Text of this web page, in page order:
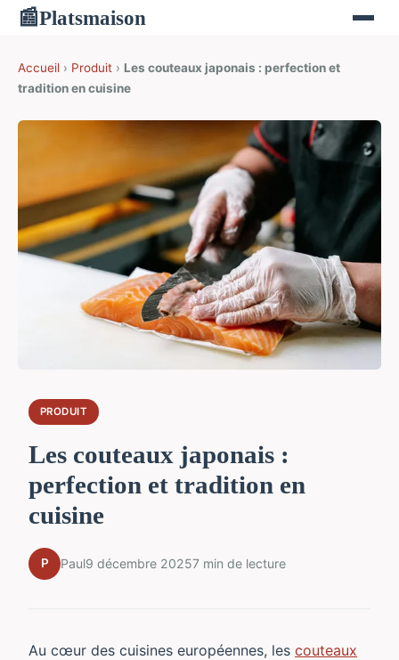
📰Platsmaison
Accueil › Produit › Les couteaux japonais : perfection et
tradition en cuisine
PRODUIT
Les couteaux japonais :
perfection et tradition en
cuisine
P Paul9 décembre 20257 min de lecture
Au cœur des cuisines européennes, les couteaux